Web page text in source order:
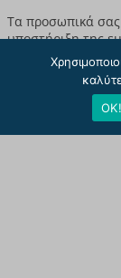
Τα προσωπικά
υποστήριξη της
τη διαχείριση
άλλους σκοπούς
ΟΚ!